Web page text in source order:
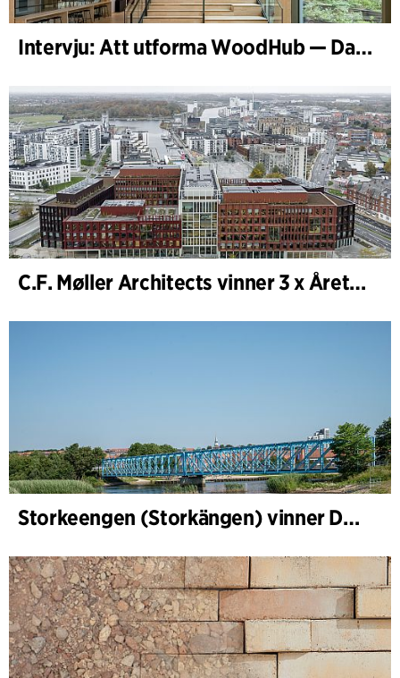
Intervju: Att utforma WoodHub — Danmarks största träbyggnad
C.F. Møller Architects vinner 3 x Årets Byggnad 2025
Storkeengen (Storkängen) vinner DANVAs Klimatpris 2025 och bygger vidare på ett tidigare arkitektoniskt erkännande